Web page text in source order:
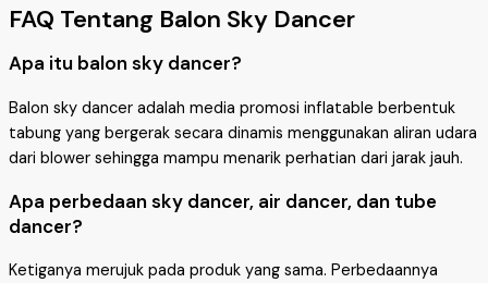
FAQ Tentang Balon Sky Dancer
Apa itu balon sky dancer?
Balon sky dancer adalah media promosi inflatable berbentuk
tabung yang bergerak secara dinamis menggunakan aliran udara
dari blower sehingga mampu menarik perhatian dari jarak jauh.
Apa perbedaan sky dancer, air dancer, dan tube
dancer?
Ketiganya merujuk pada produk yang sama. Perbedaannya